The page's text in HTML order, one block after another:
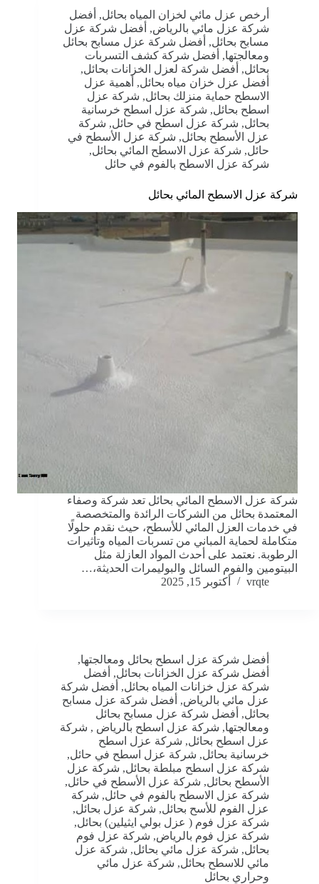
أرخص عزل مائي لخزان المياه بحائل, أفضل
شركة عزل مائي بالرياض, أفضل شركة عزل
مسابح بحائل, أفضل شركة عزل مسابح بحائل
ومعالجتها, أفضل شركة كشف التسربات
بحائل, أفضل شركة لعزل الخزانات بحائل,
أفضل عزل خزان مياه بحائل, أهمية عزل
الاسطح حماية منزلك بحائل, شركة عزل
اسطح بحائل, شركة عزل اسطح خرسانية
بحائل, شركة عزل اسطح في حائل, شركة
عزل الأسطح بحائل, شركة عزل الأسطح في
حائل, شركة عزل الاسطح المائي بحائل,
شركة عزل الاسطح بالفوم في حائل
شركة عزل الاسطح المائي بحائل
شركة عزل الاسطح المائي بحائل تعد شركة وصفاء
المعتمدة بحائل من الشركات الرائدة والمتخصصة
في خدمات العزل المائي للأسطح، حيث نقدم حلولًا
متكاملة لحماية المباني من تسربات المياه وتأثيرات
الرطوبة. نعتمد على أحدث المواد العازلة مثل
البيتومين والفوم السائل والبوليمرات الحديثة،…
vrqte
أكتوبر 15, 2025
أفضل شركة عزل اسطح بحائل ومعالجتها,
أفضل شركة عزل الخزانات بحائل, أفضل
شركة عزل خزانات المياه بحائل, أفضل شركة
عزل مائي بالرياض, أفضل شركة عزل مسابح
بحائل, أفضل شركة عزل مسابح بحائل
ومعالجتها, شركة عزل اسطح بالرياض , شركة
عزل اسطح بحائل, شركة عزل اسطح
خرسانية بحائل, شركة عزل اسطح في حائل,
شركة عزل اسطح مبلطة بحائل, شركة عزل
الأسطح بحائل, شركة عزل الأسطح في حائل,
شركة عزل الاسطح بالفوم في حائل, شركة
عزل الفوم للأسح بحائل, شركة عزل بحائل,
شركة عزل فوم ( عزل بولي ايثيلين) بحائل,
شركة عزل فوم بالرياض, شركة عزل فوم
بحائل, شركة عزل مائي بحائل, شركة عزل
مائي للاسطح بحائل, شركة عزل مائي
وحراري بحائل